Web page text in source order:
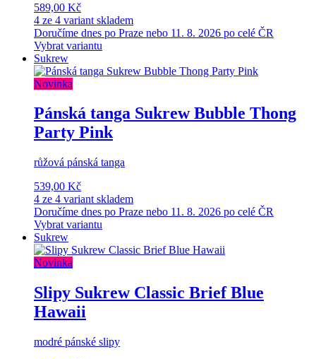
589,00 Kč
4 ze 4 variant skladem
Doručíme dnes po Praze nebo 11. 8. 2026 po celé ČR
Vybrat variantu
Sukrew
Novinka
Pánská tanga Sukrew Bubble Thong
Party Pink
růžová pánská tanga
539,00 Kč
4 ze 4 variant skladem
Doručíme dnes po Praze nebo 11. 8. 2026 po celé ČR
Vybrat variantu
Sukrew
Novinka
Slipy Sukrew Classic Brief Blue
Hawaii
modré pánské slipy